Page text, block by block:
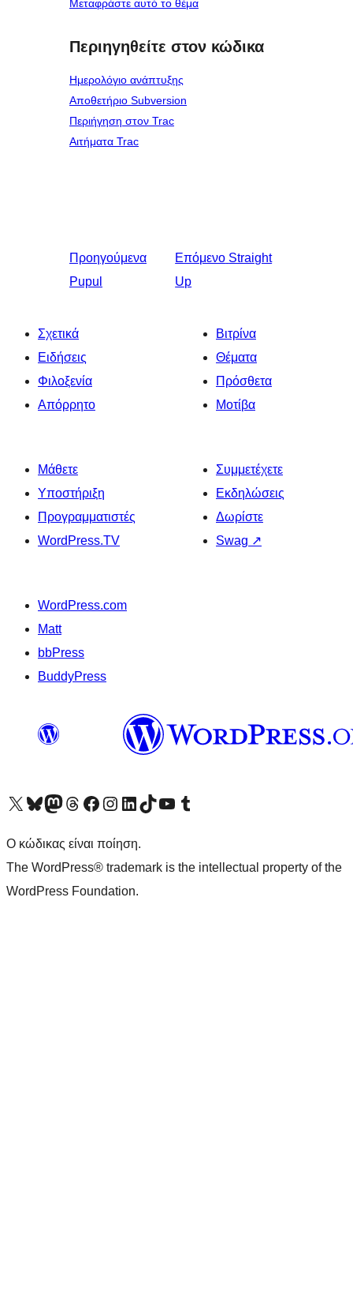
Μεταφράστε αυτό το θέμα
Περιηγηθείτε στον κώδικα
Ημερολόγιο ανάπτυξης
Αποθετήριο Subversion
Περιήγηση στον Trac
Αιτήματα Trac
Προηγούμενα
Pupul
Επόμενο Straight
Up
Σχετικά
Ειδήσεις
Φιλοξενία
Απόρρητο
Βιτρίνα
Θέματα
Πρόσθετα
Μοτίβα
Μάθετε
Υποστήριξη
Προγραμματιστές
WordPress.TV
Συμμετέχετε
Εκδηλώσεις
Δωρίστε
Swag ↗
WordPress.com
Matt
bbPress
BuddyPress
Visit our X (formerly Twitter) account
Visit our Bluesky account
Επισκεφθείτε τον λογαριασμό μας στο Mastodon
Visit our Threads account
Επισκεφτείτε τη σελίδα μας στο Facebook
Επισκεφθείτε τον λογαριασμό μας Instagram
Επισκεφθείτε τον λογαριασμό μας LinkedIn
Visit our TikTok account
Visit our YouTube channel
Visit our Tumblr account
Ο κώδικας είναι ποίηση.
The WordPress® trademark is the intellectual property of the
WordPress Foundation.